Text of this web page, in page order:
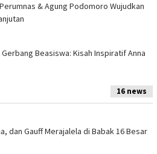
& Agung Podomoro Wujudkan
Beasiswa: Kisah Inspiratif Anna
16 news
dan Gauff Merajalela di Babak 16 Besar